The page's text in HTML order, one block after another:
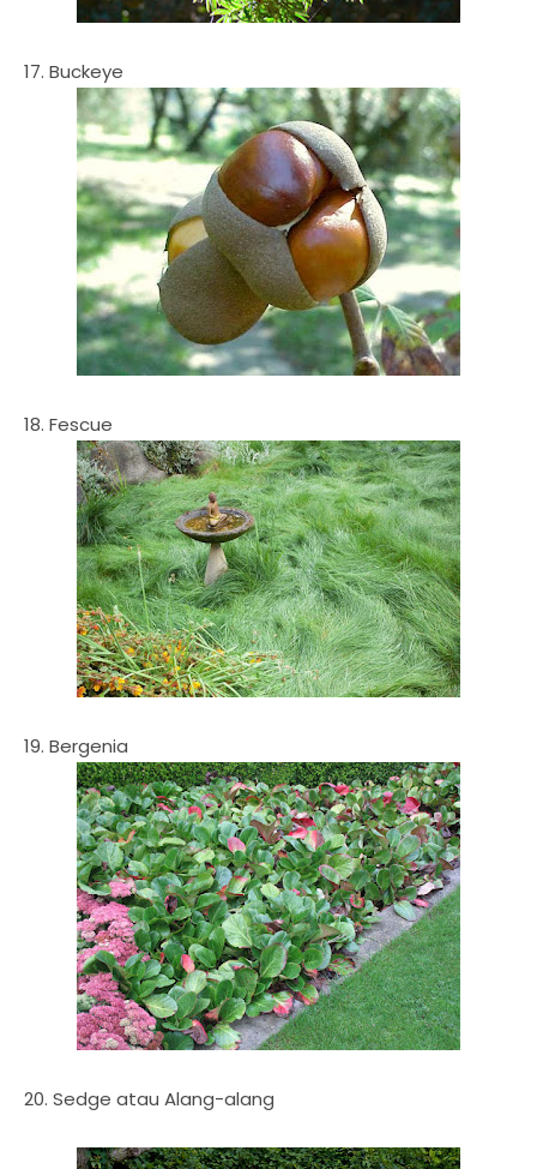
17. Buckeye
18. Fescue
19. Bergenia
20. Sedge atau Alang-alang